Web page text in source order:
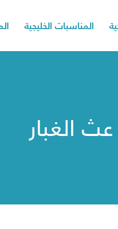
المناسبات الخليجية
الغبار